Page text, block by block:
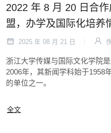
2022 年 8 月 20 日合
盟，办学及国际化培养
2025 年 08 月 21 日
浙江大学传媒与国际文化学院
2006年，其新闻学科始于1958
的单位之一。
全文